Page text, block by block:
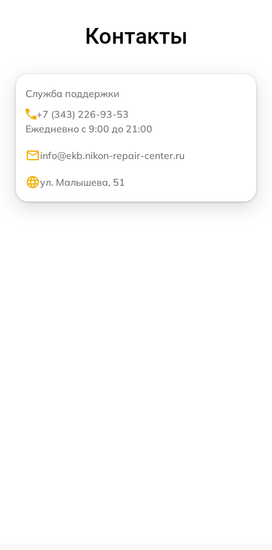
Контакты
Служба поддержки
+7 (343) 226-93-53
Ежедневно с 9:00 до 21:00
info@ekb.nikon-repair-center.ru
ул. Малышева, 51